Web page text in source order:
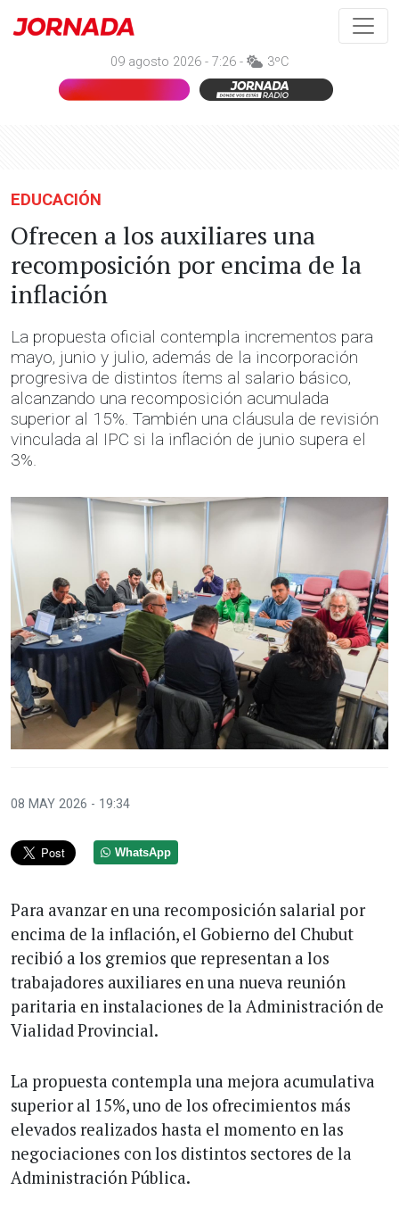
09 agosto 2026 - 7:26 - 3ºC
EDUCACIÓN
Ofrecen a los auxiliares una
recomposición por encima de la
inflación
La propuesta oficial contempla incrementos para
mayo, junio y julio, además de la incorporación
progresiva de distintos ítems al salario básico,
alcanzando una recomposición acumulada
superior al 15%. También una cláusula de revisión
vinculada al IPC si la inflación de junio supera el
3%.
08 MAY 2026 - 19:34
WhatsApp
Para avanzar en una recomposición salarial por
encima de la inflación, el Gobierno del Chubut
recibió a los gremios que representan a los
trabajadores auxiliares en una nueva reunión
paritaria en instalaciones de la Administración de
Vialidad Provincial.
La propuesta contempla una mejora acumulativa
superior al 15%, uno de los ofrecimientos más
elevados realizados hasta el momento en las
negociaciones con los distintos sectores de la
Administración Pública.